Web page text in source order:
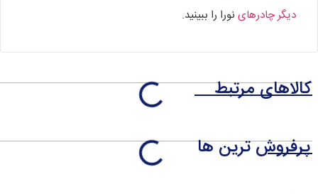
دیگر چادرهای نورا را ببینید.
کالاهای مرتبط
پرفروش ترین ها